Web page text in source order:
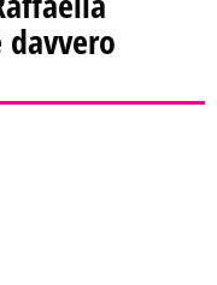
davvero